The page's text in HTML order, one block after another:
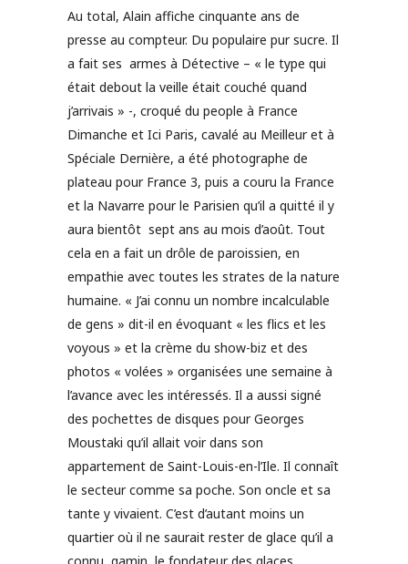
Au total, Alain affiche cinquante ans de
presse au compteur. Du populaire pur sucre. Il
a fait ses armes à Détective – « le type qui
était debout la veille était couché quand
j’arrivais » -, croqué du people à France
Dimanche et Ici Paris, cavalé au Meilleur et à
Spéciale Dernière, a été photographe de
plateau pour France 3, puis a couru la France
et la Navarre pour le Parisien qu’il a quitté il y
aura bientôt sept ans au mois d’août. Tout
cela en a fait un drôle de paroissien, en
empathie avec toutes les strates de la nature
humaine. « J’ai connu un nombre incalculable
de gens » dit-il en évoquant « les flics et les
voyous » et la crème du show-biz et des
photos « volées » organisées une semaine à
l’avance avec les intéressés. Il a aussi signé
des pochettes de disques pour Georges
Moustaki qu’il allait voir dans son
appartement de Saint-Louis-en-l’Ile. Il connaît
le secteur comme sa poche. Son oncle et sa
tante y vivaient. C’est d’autant moins un
quartier où il ne saurait rester de glace qu’il a